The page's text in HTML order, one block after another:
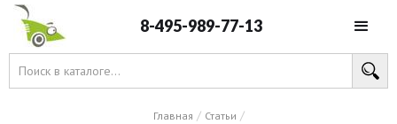
8-495-989-77-13
Главная / Статьи /